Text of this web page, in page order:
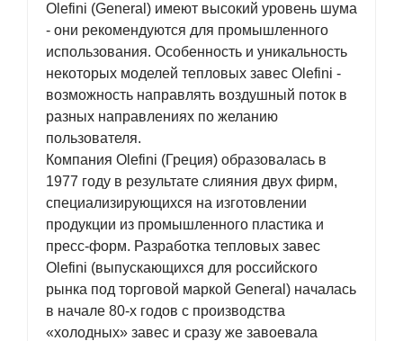
Olefini (General) имеют высокий уровень шума
- они рекомендуются для промышленного
использования. Особенность и уникальность
некоторых моделей тепловых завес Olefini -
возможность направлять воздушный поток в
разных направлениях по желанию
пользователя.
Компания Olefini (Греция) образовалась в
1977 году в результате слияния двух фирм,
специализирующихся на изготовлении
продукции из промышленного пластика и
пресс-форм. Разработка тепловых завес
Olefini (выпускающихся для российского
рынка под торговой маркой General) началась
в начале 80-х годов с производства
«холодных» завес и сразу же завоевала